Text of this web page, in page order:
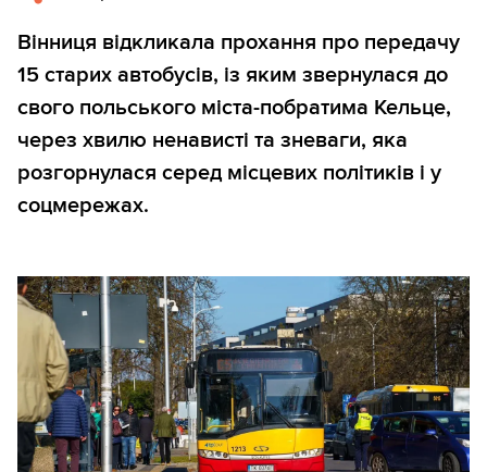
Вінниця відкликала прохання про передачу
15 старих автобусів, із яким звернулася до
свого польського міста-побратима Кельце,
через хвилю ненависті та зневаги, яка
розгорнулася серед місцевих політиків і у
соцмережах.